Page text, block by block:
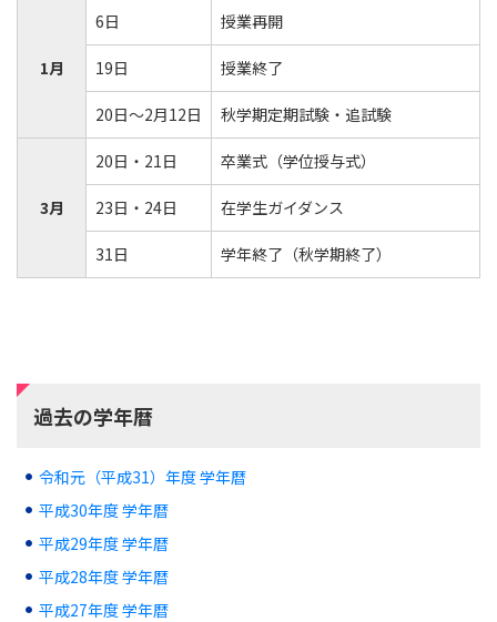
1月
6日 授業再開
19日 授業終了
20日～2月12日 秋学期定期試験・追試験
3月
20日・21日 卒業式（学位授与式）
23日・24日 在学生ガイダンス
31日 学年終了（秋学期終了）
過去の学年暦
令和元（平成31）年度 学年暦
平成30年度 学年暦
平成29年度 学年暦
平成28年度 学年暦
平成27年度 学年暦